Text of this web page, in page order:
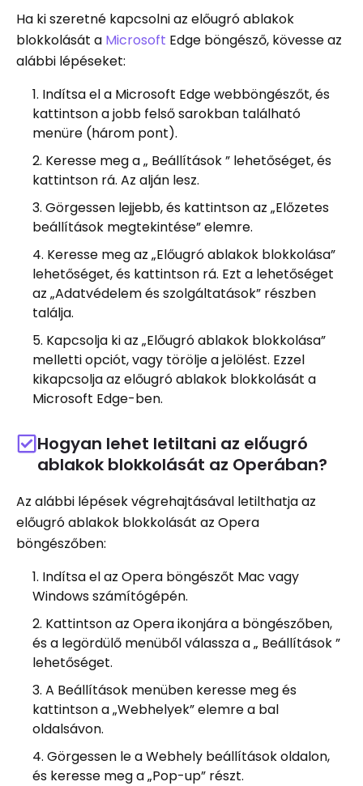
Ha ki szeretné kapcsolni az előugró ablakok
blokkolását a Microsoft Edge böngésző, kövesse az
alábbi lépéseket:
Indítsa el a Microsoft Edge webböngészőt, és
kattintson a jobb felső sarokban található
menüre (három pont).
Keresse meg a „ Beállítások ” lehetőséget, és
kattintson rá. Az alján lesz.
Görgessen lejjebb, és kattintson az „Előzetes
beállítások megtekintése” elemre.
Keresse meg az „Előugró ablakok blokkolása”
lehetőséget, és kattintson rá. Ezt a lehetőséget
az „Adatvédelem és szolgáltatások” részben
találja.
Kapcsolja ki az „Előugró ablakok blokkolása”
melletti opciót, vagy törölje a jelölést. Ezzel
kikapcsolja az előugró ablakok blokkolását a
Microsoft Edge-ben.
Hogyan lehet letiltani az előugró
ablakok blokkolását az Operában?
Az alábbi lépések végrehajtásával letilthatja az
előugró ablakok blokkolását az Opera
böngészőben:
Indítsa el az Opera böngészőt Mac vagy
Windows számítógépén.
Kattintson az Opera ikonjára a böngészőben,
és a legördülő menüből válassza a „ Beállítások ”
lehetőséget.
A Beállítások menüben keresse meg és
kattintson a „Webhelyek” elemre a bal
oldalsávon.
Görgessen le a Webhely beállítások oldalon,
és keresse meg a „Pop-up” részt.